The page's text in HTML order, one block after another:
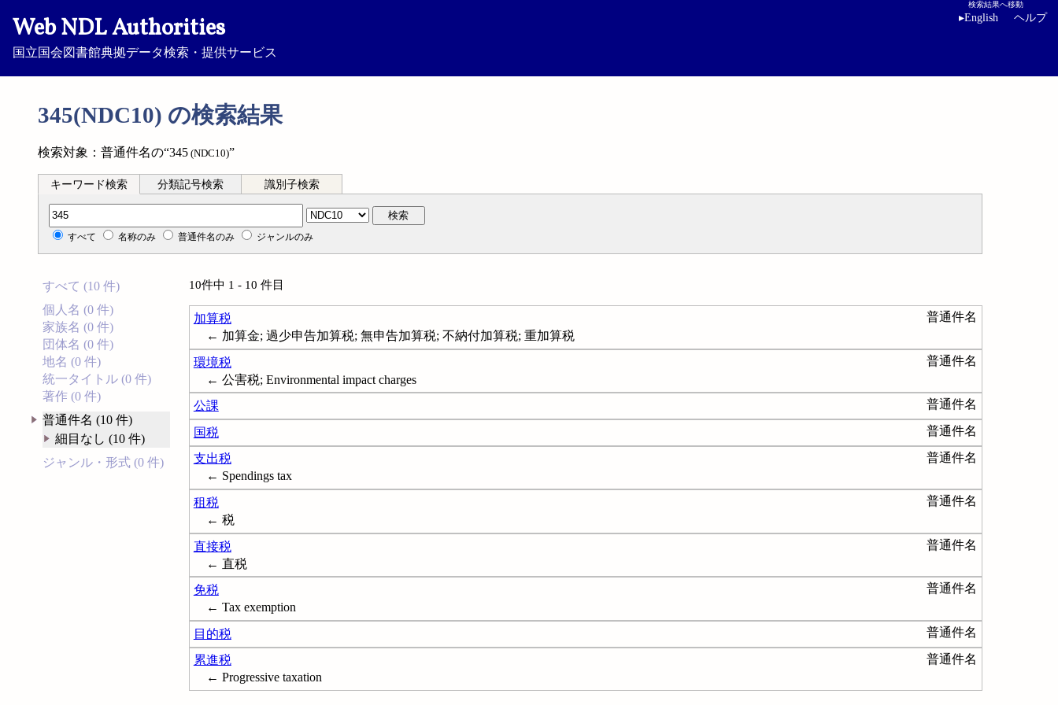
Web NDL Authorities
国立国会図書館典拠データ検索・提供サービス
検索結果へ移動
▸English ヘルプ
345(NDC10) の検索結果
検索対象：普通件名の“345 (NDC10)”
キーワード検索 分類記号検索 識別子検索
分類記号検索 検索
すべて 名称のみ 普通件名のみ ジャンルのみ
すべて (10 件)
個人名 (0 件)
家族名 (0 件)
団体名 (0 件)
地名 (0 件)
統一タイトル (0 件)
著作 (0 件)
普通件名 (10 件)
細目なし (10 件)
ジャンル・形式 (0 件)
10件中 1 - 10 件目
加算税
普通件名
← 加算金; 過少申告加算税; 無申告加算税; 不納付加算税; 重加算税
環境税
普通件名
← 公害税; Environmental impact charges
公課
普通件名
国税 普通件名
支出税
普通件名
← Spendings tax
租税
普通件名
← 税
直接税
普通件名
← 直税
免税
普通件名
← Tax exemption
目的税
普通件名
累進税
普通件名
← Progressive taxation